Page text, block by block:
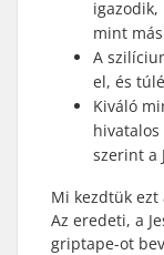
igazodik,
mint
A
el, és
Kiváló
szerint a
Mi kezdtük ezt
Az eredeti, a
griptape-ot